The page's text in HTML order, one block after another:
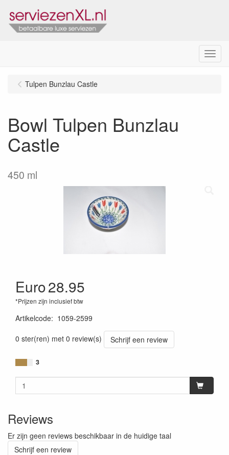
Menu
Tulpen Bunzlau Castle
Bowl Tulpen Bunzlau
Castle
450 ml
Euro28.95
*Prijzen zijn inclusief btw
Artikelcode: 1059-2599
0 ster(ren) met 0 review(s)
Schrijf een review
3
Reviews
Er zijn geen reviews beschikbaar in de huidige taal
Schrijf een review